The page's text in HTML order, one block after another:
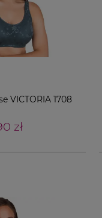
VICTORIA 1708
zł